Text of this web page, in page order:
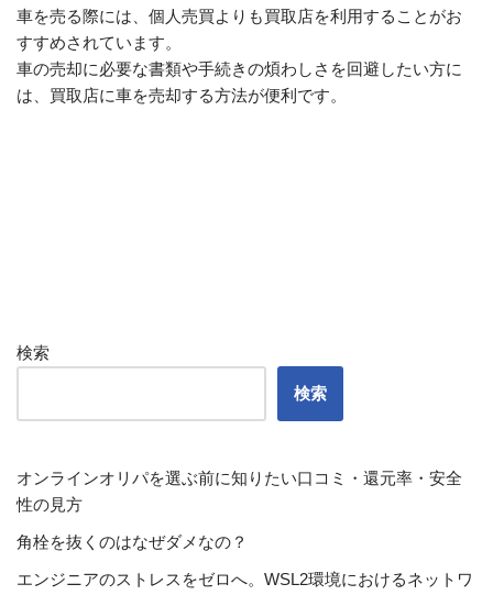
車を売る際には、個人売買よりも買取店を利用することがお
すすめされています。
車の売却に必要な書類や手続きの煩わしさを回避したい方に
は、買取店に車を売却する方法が便利です。
検索
検索
オンラインオリパを選ぶ前に知りたい口コミ・還元率・安全
性の見方
角栓を抜くのはなぜダメなの？
エンジニアのストレスをゼロへ。WSL2環境におけるネットワ